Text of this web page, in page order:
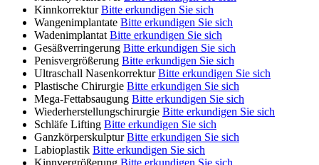
Kinnkorrektur Bitte erkundigen Sie sich
Wangenimplantate Bitte erkundigen Sie sich
Wadenimplantat Bitte erkundigen Sie sich
Gesäßverringerung Bitte erkundigen Sie sich
Penisvergrößerung Bitte erkundigen Sie sich
Ultraschall Nasenkorrektur Bitte erkundigen Sie sich
Plastische Chirurgie Bitte erkundigen Sie sich
Mega-Fettabsaugung Bitte erkundigen Sie sich
Wiederherstellungschirurgie Bitte erkundigen Sie sich
Schläfe Lifting Bitte erkundigen Sie sich
Ganzkörperskulptur Bitte erkundigen Sie sich
Labioplastik Bitte erkundigen Sie sich
Kinnvergrößerung Bitte erkundigen Sie sich